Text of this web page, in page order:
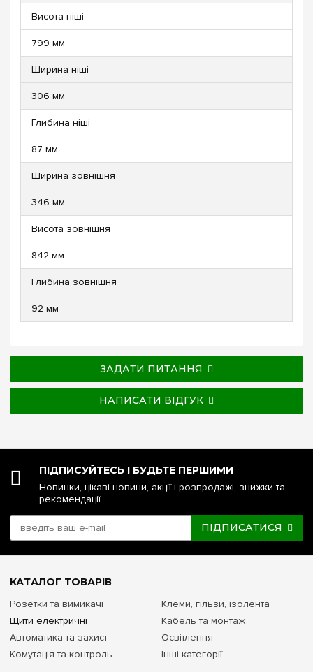
Висота ніші
799 мм
Ширина ніші
306 мм
Глибина ніші
87 мм
Ширина зовнішня
346 мм
Висота зовнішня
842 мм
Глибина зовнішня
92 мм
ЗАДАТИ ПИТАННЯ
НАПИСАТИ ВІДГУК
ПІДПИСУЙТЕСЬ І БУДЬТЕ ПЕРШИМИ
Новинки, цікаві новини, акції і розпродажі, знижки та
рекомендації
ПІДПИСАТИСЯ
КАТАЛОГ ТОВАРІВ
Розетки та вимикачі
Щити електричні
Автоматика та захист
Комутація та контроль
Клеми, гільзи, ізолента
Кабель та монтаж
Освітлення
Інші категорії